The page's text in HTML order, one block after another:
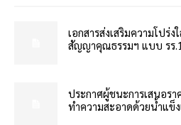
เอกสารส่งเสริมความโปร่
สัญญาคุณธรรมฯ แบบ รร.1,
ประกาศผู้ชนะการเสนอรา
ทำความสะอาดด้วยน้ำแข็